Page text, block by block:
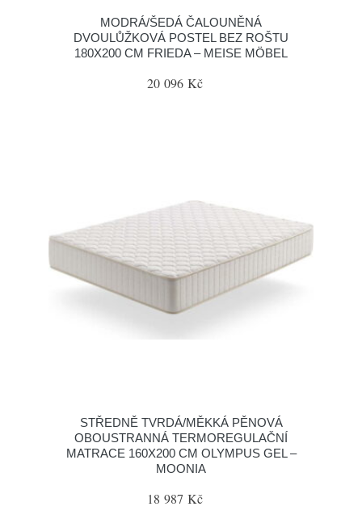
MODRÁ/ŠEDÁ ČALOUNĚNÁ
DVOULŮŽKOVÁ POSTEL BEZ ROŠTU
180X200 CM FRIEDA – MEISE MÖBEL
20 096 Kč
STŘEDNĚ TVRDÁ/MĚKKÁ PĚNOVÁ
OBOUSTRANNÁ TERMOREGULAČNÍ
MATRACE 160X200 CM OLYMPUS GEL –
MOONIA
18 987 Kč